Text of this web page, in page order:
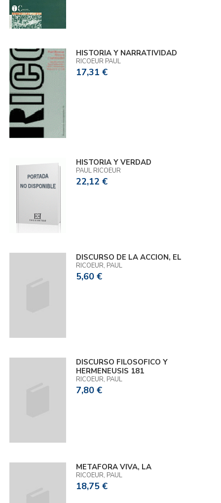
HISTORIA Y NARRATIVIDAD
RICOEUR PAUL
17,31 €
HISTORIA Y VERDAD
PAUL RICOEUR
22,12 €
DISCURSO DE LA ACCION, EL
RICOEUR, PAUL
5,60 €
DISCURSO FILOSOFICO Y
HERMENEUSIS 181
RICOEUR, PAUL
7,80 €
METAFORA VIVA, LA
RICOEUR, PAUL
18,75 €